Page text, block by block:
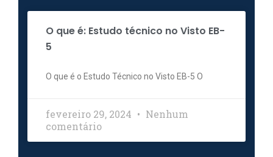
O que é: Estudo técnico no Visto EB-
5
O que é o Estudo Técnico no Visto EB-5 O
fevereiro 29, 2024
Nenhum
comentário